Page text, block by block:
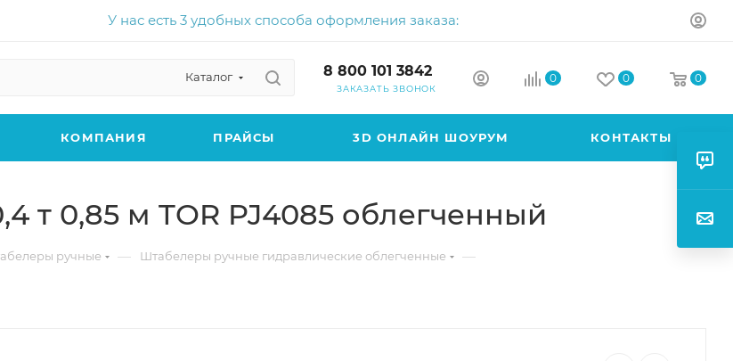
У нас есть 3 удобных способа оформления заказа:
Каталог 8 800 101 3842
ЗАКАЗАТЬ ЗВОНОК
0 0 0
КОМПАНИЯ ПРАЙСЫ 3D ОНЛАЙН ШОУРУМ КОНТАКТЫ
т 0,85 м TOR PJ4085 облегченный
ручные — Штабелеры ручные гидравлические облегченные —